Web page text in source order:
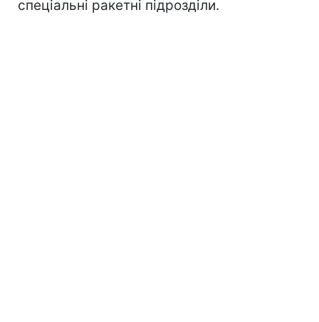
спеціальні ракетні підрозділи.